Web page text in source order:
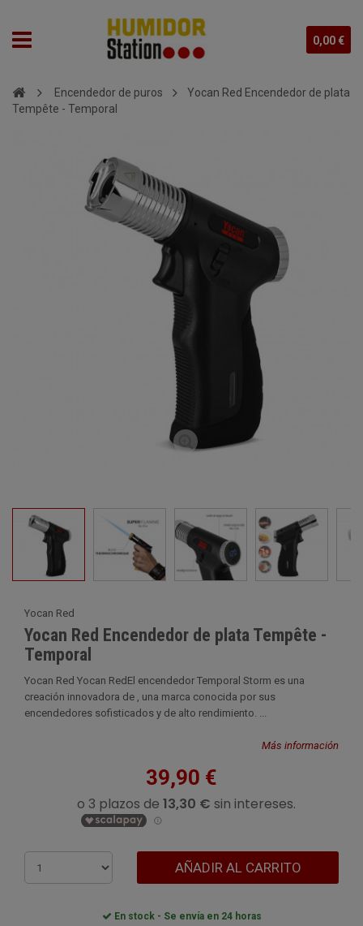
0,00 €
Encendedor de puros
Yocan Red Encendedor de plata
Tempête - Temporal
Yocan Red
Yocan Red Encendedor de plata Tempête -
Temporal
Yocan Red Yocan RedEl encendedor Temporal Storm es una
creación innovadora de , una marca conocida por sus
encendedores sofisticados y de alto rendimiento. ...
Más información
39,90 €
AÑADIR AL CARRITO
En stock - Se envía en 24 horas